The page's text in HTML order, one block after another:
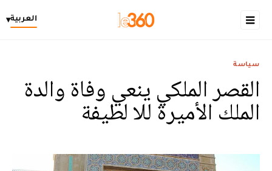
العربية▾
سياسة
القصر الملكي ينعي وفاة والدة
الملك الأميرة للا لطيفة